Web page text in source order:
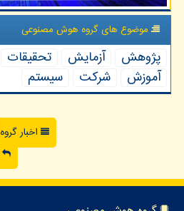
موضوع های گروه هوش مصنوعی
پژوهش آزمایش تحقیقات
آموزش
شركت سیستم
اخبار گروه